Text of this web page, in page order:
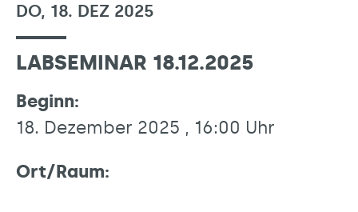
DO, 18. DEZ 2025
LABSEMINAR 18.12.2025
Beginn:
18. Dezember 2025 , 16:00 Uhr
Ort/Raum: